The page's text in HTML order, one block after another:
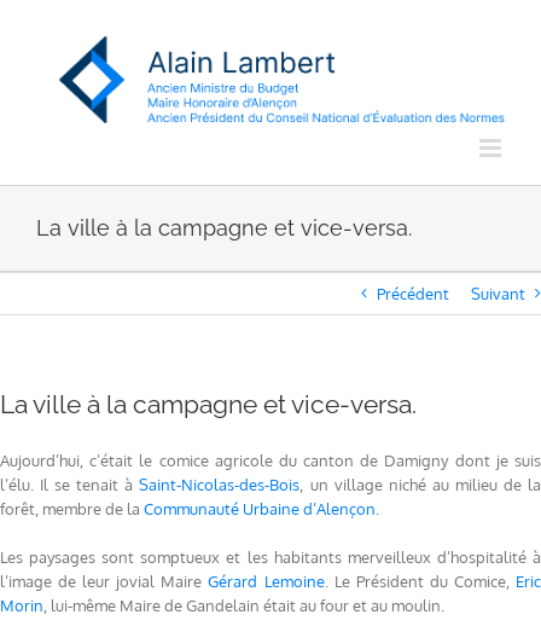
La ville à la campagne et vice-versa.
Précédent Suivant
La ville à la campagne et vice-versa.
Aujourd’hui, c’était le comice agricole du canton de Damigny dont je suis
l’élu. Il se tenait àSaint-Nicolas-des-Bois , un village niché au milieu de la
forêt, membre de la Communauté Urbaine d’Alençon.
Les paysages sont somptueux et les habitants merveilleux d’hospitalité à
l’image de leur jovial MaireGérard Lemoine. Le Président du Comice, Eric
Morin , lui-même Maire de Gandelain était au four et au moulin.